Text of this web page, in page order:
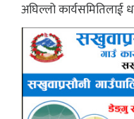
अघिल्लो कार्यसमितिलाई